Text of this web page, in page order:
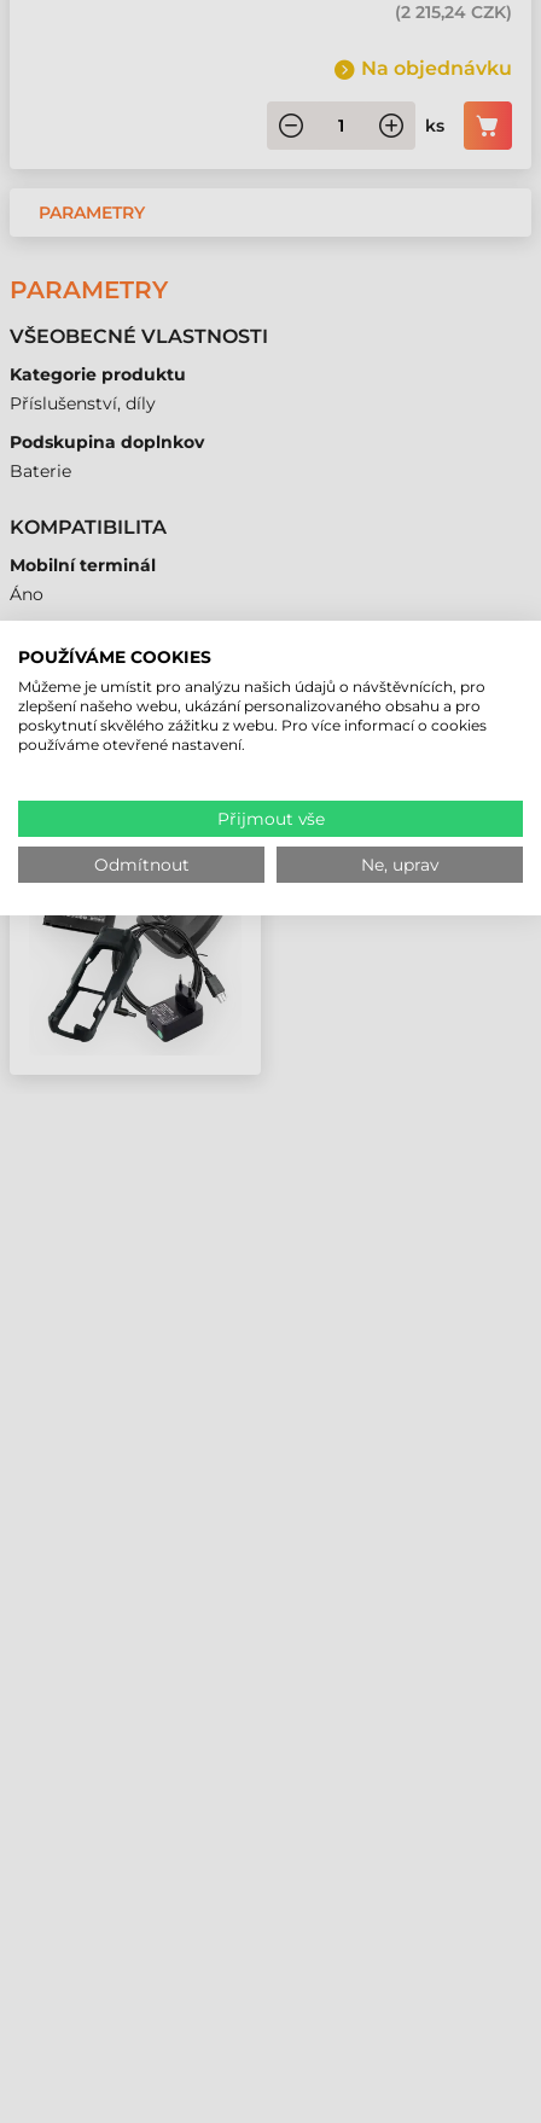
(2 215,24 CZK)
Na objednávku
ks
PARAMETRY
PARAMETRY
VŠEOBECNÉ VLASTNOSTI
Kategorie produktu
Příslušenství, díly
Podskupina doplnkov
Baterie
KOMPATIBILITA
Mobilní terminál
Áno
NAPOSLEDY PROHLÍŽENÉ PRODUKTY
WD200 PLUS, 3.85V,
2050 MAH
POUŽÍVÁME COOKIES
Můžeme je umístit pro analýzu našich údajů o návštěvnících, pro
zlepšení našeho webu, ukázání personalizovaného obsahu a pro
poskytnutí skvělého zážitku z webu. Pro více informací o cookies
používáme otevřené nastavení.
Přijmout vše
Odmítnout Ne, uprav